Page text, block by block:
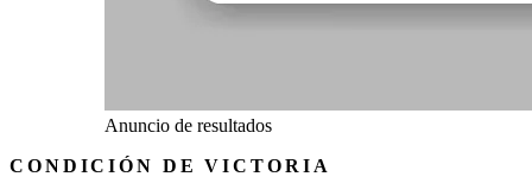
Anuncio de resultados
CONDICIÓN DE VICTORIA